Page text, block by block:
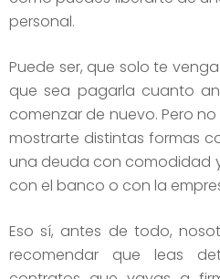
personal.
Puede ser, que solo te
que sea pagarla cuanto
comenzar de nuevo. Pero
mostrarte distintas formas
una deuda con comodidad
con el banco o con la
Eso sí, antes de todo,
recomendar que leas